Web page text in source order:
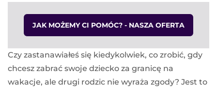
JAK MOŻEMY CI POMÓC? - NASZA OFERTA
Czy zastanawiałeś się kiedykolwiek, co zrobić, gdy
chcesz zabrać swoje dziecko za granicę na
wakacje, ale drugi rodzic nie wyraża zgody? Jest to